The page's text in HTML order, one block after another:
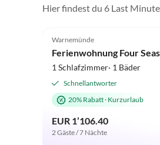
Hier findest du 6 Last
Warnemünde
Ferienwohnung Four
1 Schlafzimmer· 1 Bäder
Schnellantworter
20% Rabatt· Kurzurlaub
EUR 1’106.40
2 Gäste / 7 Nächte